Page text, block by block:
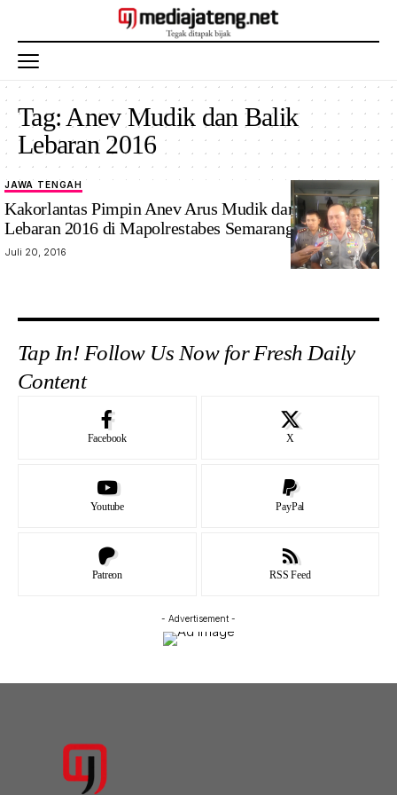
Tag: Anev Mudik dan Balik
Lebaran 2016
JAWA TENGAH
Kakorlantas Pimpin Anev Arus Mudik dan Balik
Lebaran 2016 di Mapolrestabes Semarang
Juli 20, 2016
Tap In! Follow Us Now for Fresh Daily
Content
Facebook X
Youtube PayPal
Patreon RSS Feed
- Advertisement -